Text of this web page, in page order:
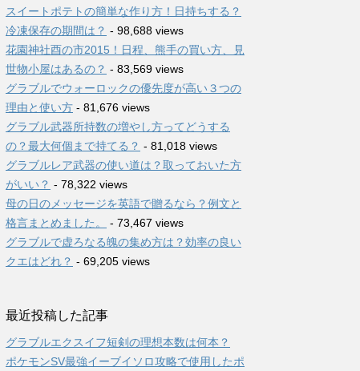
スイートポテトの簡単な作り方！日持ちする？
冷凍保存の期間は？ - 98,688 views
花園神社酉の市2015！日程、熊手の買い方、見
世物小屋はあるの？ - 83,569 views
グラブルでウォーロックの優先度が高い３つの
理由と使い方 - 81,676 views
グラブル武器所持数の増やし方ってどうする
の？最大何個まで持てる？ - 81,018 views
グラブルレア武器の使い道は？取っておいた方
がいい？ - 78,322 views
母の日のメッセージを英語で贈るなら？例文と
格言まとめました。
- 73,467 views
グラブルで虚ろなる魄の集め方は？効率の良い
クエはどれ？ - 69,205 views
最近投稿した記事
グラブルエクスイフ短剣の理想本数は何本？
ポケモンSV最強イーブイソロ攻略で使用したポ